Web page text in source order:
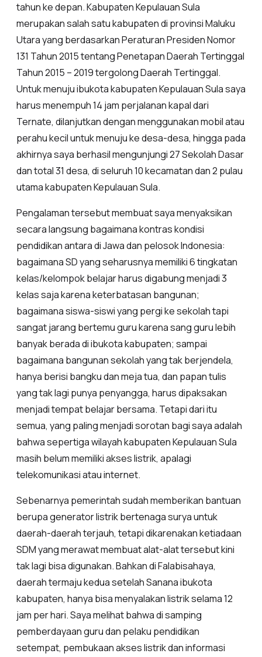
tahun ke depan. Kabupaten Kepulauan Sula
merupakan salah satu kabupaten di provinsi Maluku
Utara yang berdasarkan Peraturan Presiden Nomor
131 Tahun 2015 tentang Penetapan Daerah Tertinggal
Tahun 2015 – 2019 tergolong Daerah Tertinggal.
Untuk menuju ibukota kabupaten Kepulauan Sula saya
harus menempuh 14 jam perjalanan kapal dari
Ternate, dilanjutkan dengan menggunakan mobil atau
perahu kecil untuk menuju ke desa-desa, hingga pada
akhirnya saya berhasil mengunjungi 27 Sekolah Dasar
dan total 31 desa, di seluruh 10 kecamatan dan 2 pulau
utama kabupaten Kepulauan Sula.
Pengalaman tersebut membuat saya menyaksikan
secara langsung bagaimana kontras kondisi
pendidikan antara di Jawa dan pelosok Indonesia:
bagaimana SD yang seharusnya memiliki 6 tingkatan
kelas/kelompok belajar harus digabung menjadi 3
kelas saja karena keterbatasan bangunan;
bagaimana siswa-siswi yang pergi ke sekolah tapi
sangat jarang bertemu guru karena sang guru lebih
banyak berada di ibukota kabupaten; sampai
bagaimana bangunan sekolah yang tak berjendela,
hanya berisi bangku dan meja tua, dan papan tulis
yang tak lagi punya penyangga, harus dipaksakan
menjadi tempat belajar bersama. Tetapi dari itu
semua, yang paling menjadi sorotan bagi saya adalah
bahwa sepertiga wilayah kabupaten Kepulauan Sula
masih belum memiliki akses listrik, apalagi
telekomunikasi atau internet.
Sebenarnya pemerintah sudah memberikan bantuan
berupa generator listrik bertenaga surya untuk
daerah-daerah terjauh, tetapi dikarenakan ketiadaan
SDM yang merawat membuat alat-alat tersebut kini
tak lagi bisa digunakan. Bahkan di Falabisahaya,
daerah termaju kedua setelah Sanana ibukota
kabupaten, hanya bisa menyalakan listrik selama 12
jam per hari. Saya melihat bahwa di samping
pemberdayaan guru dan pelaku pendidikan
setempat, pembukaan akses listrik dan informasi